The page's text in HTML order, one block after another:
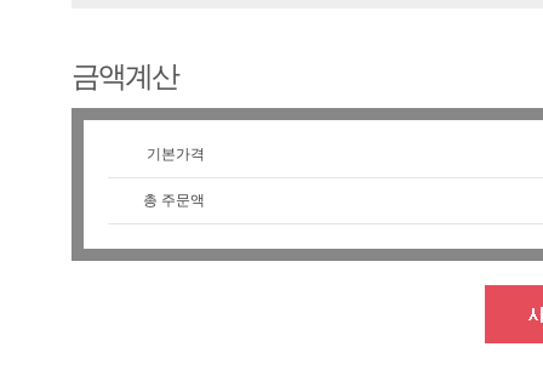
금액계산
기본가격
총 주문액